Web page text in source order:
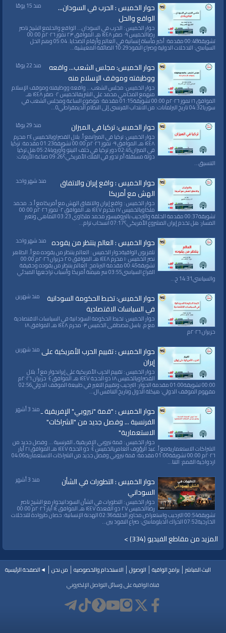
منذ 15 يومًا
حوار الخميس : الحرب في السودان...
الواقع والحل
حوار الخميس : الحرب في السودان... الواقع والحلمع الشيخ ناصر
رضاالخميس ٠٩ صفر ١٤٤٨ هـ الموافق ٢٣ تموز ٢٠٢٦م 00:00
تشويقة00:48 مقدمة: أكبر مأساة إنسانية في العالم وأرقام الضحايا. 05:04 وهم الحل
السياسي: التدخلات الدولية وصراع النفوذ10:29 الضائقة المعيشية...
منذ 22 يومًا
حوار الخميس: مجلس الشعب... واقعه
ووظيفته وموقف الإسلام منه
حوار الخميس: مجلس الشعب... واقعه ووظيفته وموقف الإسلام
منهمع المحامي محمد علي الشريفالخميس ٠٢ صفر ١٤٤٨ هـ
الموافق ١٦ تموز ٢٠٢٦م 00:00 تشويقة01:15 مقدمة: موضوع الساعة ومجلس الشعب في
سوريا04:32 تاريخ البرلمانات: من الانتداب الفرنسي إلى النظام الديمقراطي0...
منذ 29 يومًا
حوار الخميس: تركيا في الميزان
حوار الخميس: تركيا في الميزانمع أ. بلال القصراويالخميس ٢٤ محرم
١٤٤٨ هـ الموافق ٠٩ تموز ٢٠٢٦م 00:00 تشويقة01:23 مقدمة: تركيا
في الميزان02:45 دور تركيا في حلف النيتو وأوروبا05:24 هل تركيا
دولة مستقلة أم تدور في الفلك الأمريكي؟09:26 صناعة الأزمات:
التنسيق...
منذ شهر واحد
حوار الخميس : واقع إيران والاتفاق
الهش مع أمريكا
حوار الخميس : واقع إيران والاتفاق الهش مع أمريكامع أ.د. محمد
ملكاويالخميس ١٧ محرم ١٤٤٧ هـ الموافق ٠٢ تموز ٢٠٢٦م 00:00
تشويقة00:37 مقدمة الحلقة والترحيب بالبروفيسور محمد ملكاوي 03:23 التماهي وتغير
المسار: هل تخدم إيران المشروع الأمريكي؟07:17 انسحاب ترام...
منذ شهر واحد حوار الخميس : العالم ينتظر من يقوده
تلفزيون الواقيةحوار الخميس : العالم ينتظر من يقوده مع أ. الطاهر
نصر الخميس ١٠ محرم ١٤٤٨ هـ الموافق ٢٥ حزيران ٢٠٢٦م 00:00
تشويقة00:45 مقدمة البرنامج: العالم ينتظر من يقوده وحقيقة
الفراغ السياسي03:55 سر هيمنة أمريكا وأسباب تراجعها المبدئي
والسياسي14:31 ح...
منذ شهرين
حوار الخميس: تخبط الحكومة السودانية
في السياسات الاقتصادية
حوار الخميس: تخبط الحكومة السودانية في السياسات الاقتصادية
مع م. باسل مصطفى الخميس ٠٣ محرم ١٤٤٨ هـ الموافق ١٨
حزيران ٢٠٢٦م
منذ شهرين حوار الخميس : تقييم الحرب الأمريكية على
إيران
حوار الخميس : تقييم الحرب الأمريكية على إيرانحوار مع أ. بلال
القصراويالخميس ١٨ ذو الحجة ١٤٤٧ هـ الموافق ٠٤ حزيران ٢٠٢٦م
00:00 تشويقة01:00 مقدمة الحوار: الترحيب وتقييم التغير في طبيعة الموقف الدولي02:56
مفهوم الموقف الدولي: هيكلة الدول وتاريخ التنافس ال...
منذ 3 أشهرحوار الخميس : "قمة "نيروبي" الإفريقية ـ
الفرنسية ... وفصل جديد من "الشراكات"
الاستعمارية"
حوار الخميس : قمة نيروبي الإفريقية ـ الفرنسية ... وفصل جديد من
الشراكات الاستعماريةمع أ. عبد الرؤوف العامريالخميس ٠٤ ذو الحجة ١٤٤٧ هـ الموافق ٢١ أيار
٢٠٢٦م 00:00 تشويقة01:00 مقدمة: قمة نيروبي وفصل جديد من الشراكات الاستعمارية04:06
ازدواجية القمم: التنا...
منذ 3 أشهر
حوار الخميس : التطورات في الشأن
السوداني
حوار الخميس : التطورات في الشأن السودانيحوار مع الشيخ ناصر
رضاالخميس ٢٧ ذو القعدة ١٤٤٧ هـ الموافق ١٤ أيار ٢٠٢٦م 00:00
تشويقة00:54 الترحيب واستعراض محاور الحلقة02:36 الهدنة الإنسانية: حصان طروادة للتدخلات
الخارجية07:52 الحراك الدبلوماسي: صراع النفوذ بين...
المزيد من مقاطع الفيديو (334) >
البث المباشر برامج الواقية الوصول الاستخدام والخصوصيه من نحن
◄الصفحة الرئيسية
قناة الواقية على وسائل التواصل الإلكتروني